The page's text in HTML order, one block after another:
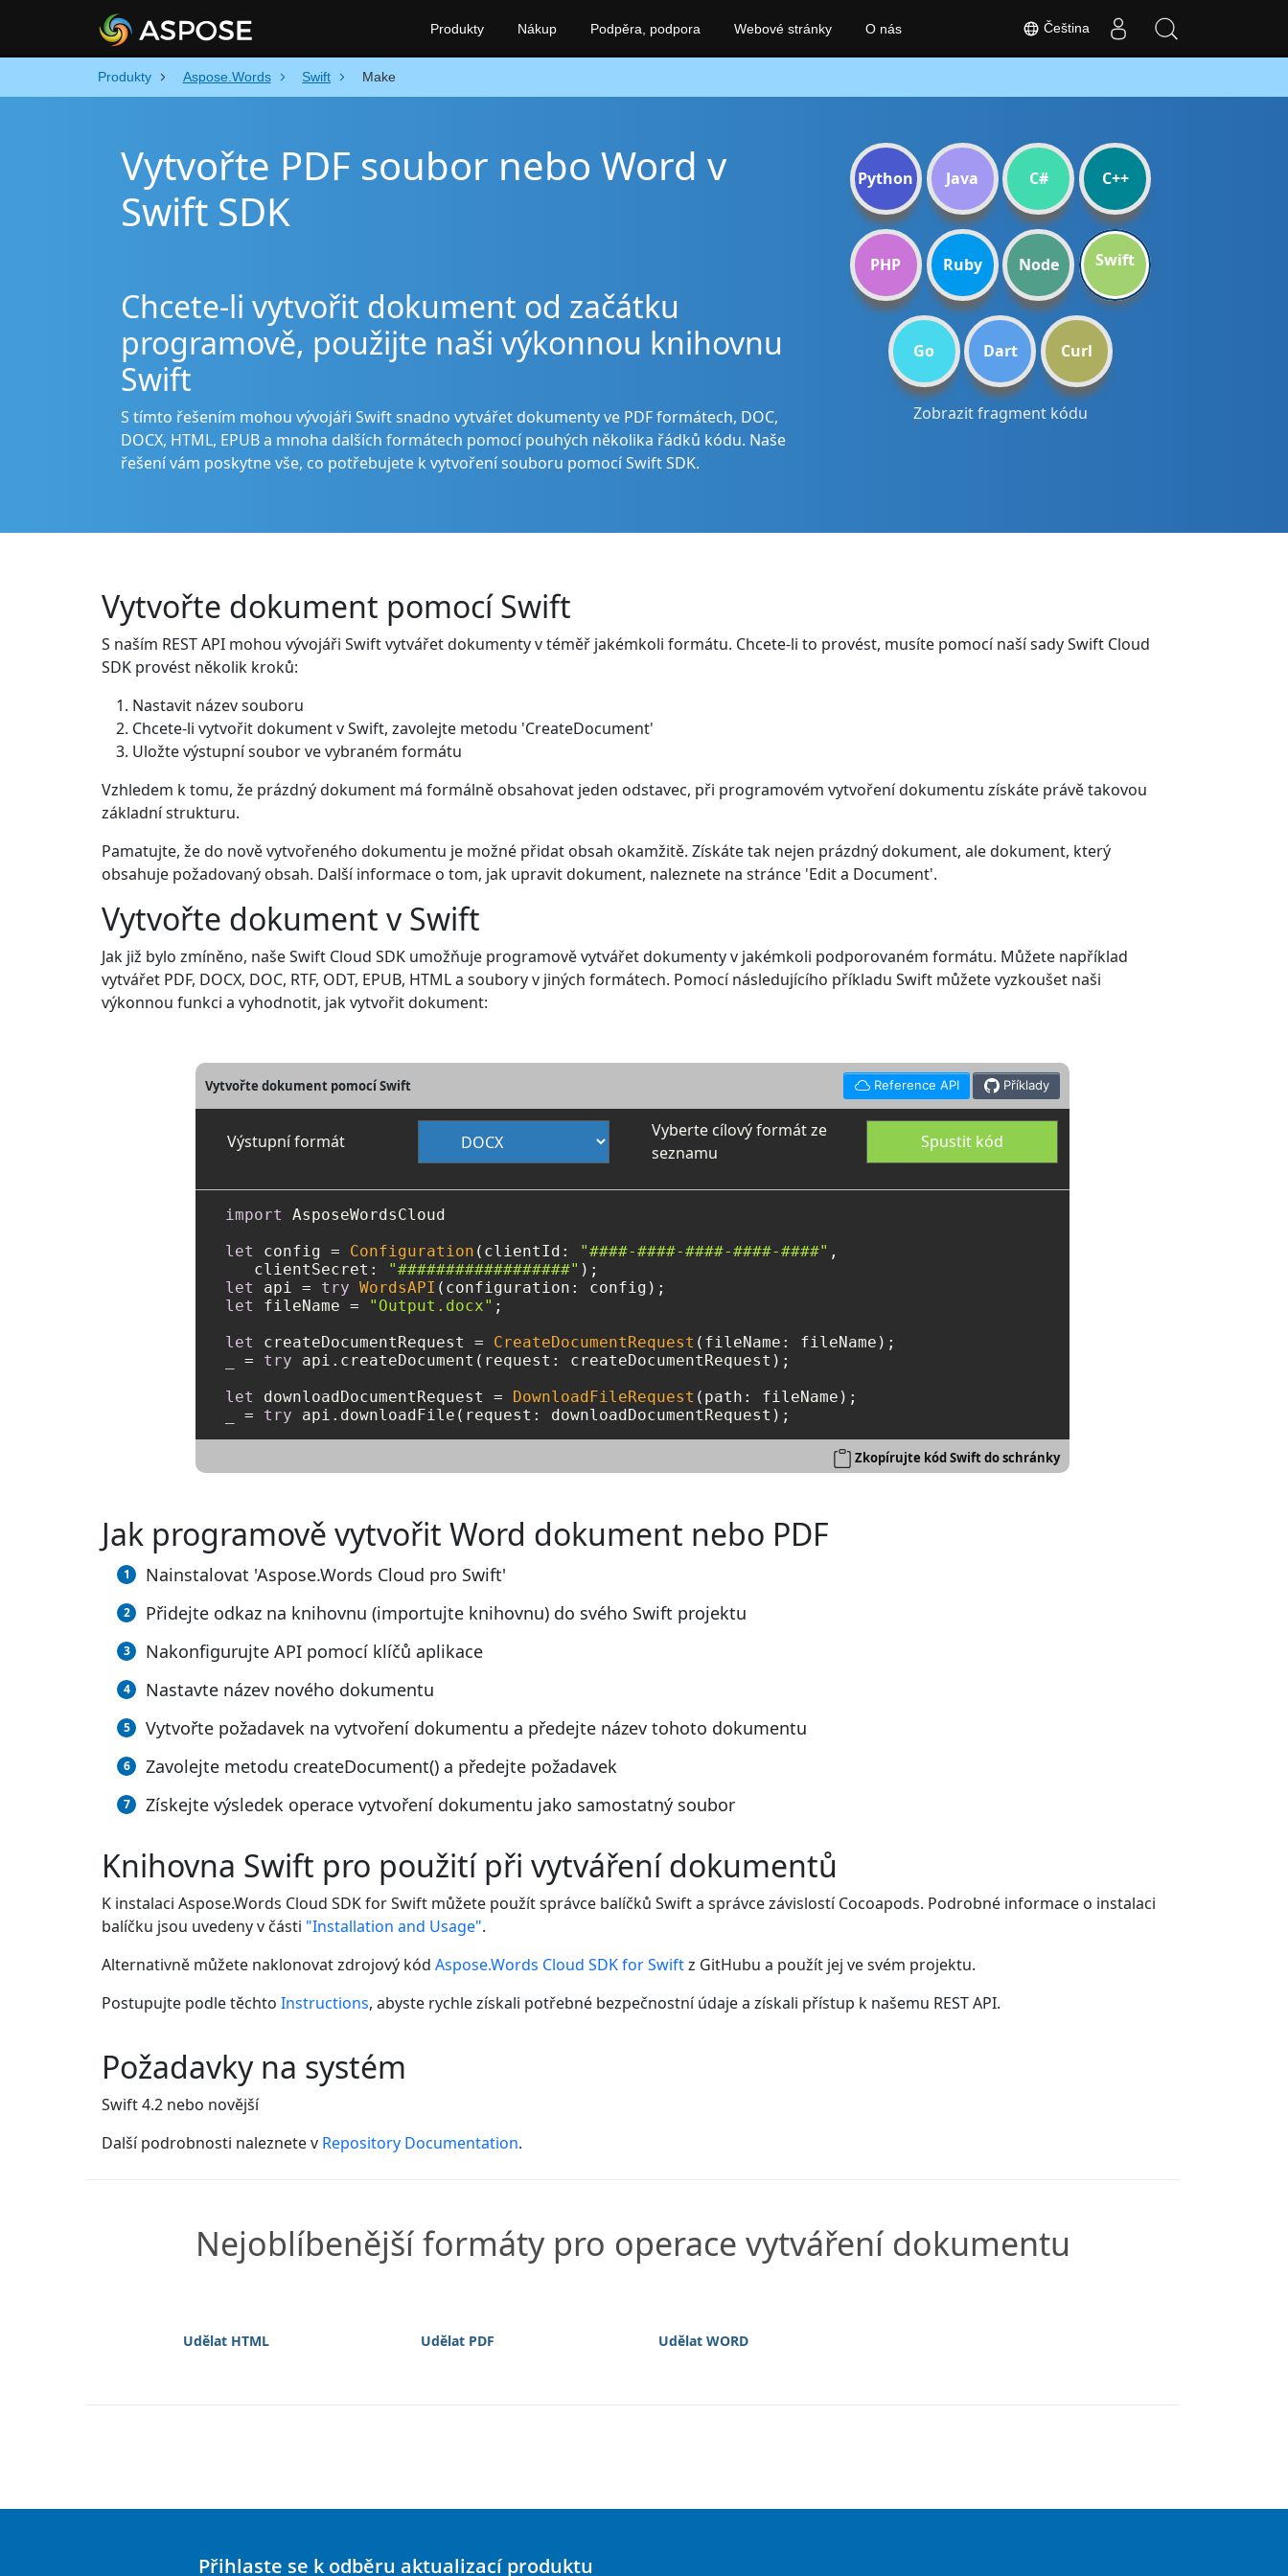
Produkty Aspose.Words Swift Make
Vytvořte PDF soubor nebo Word v
Swift SDK
Chcete-li vytvořit dokument od začátku
programově, použijte naši výkonnou knihovnu
Swift
S tímto řešením mohou vývojáři Swift snadno vytvářet dokumenty ve PDF formátech, DOC,
DOCX, HTML, EPUB a mnoha dalších formátech pomocí pouhých několika řádků kódu. Naše
řešení vám poskytne vše, co potřebujete k vytvoření souboru pomocí Swift SDK.
Python Java C# C++
PHP Ruby Node Swift
Go Dart Curl
Zobrazit fragment kódu
Vytvořte dokument pomocí Swift
S naším REST API mohou vývojáři Swift vytvářet dokumenty v téměř jakémkoli formátu. Chcete-li to provést, musíte pomocí naší sady Swift Cloud
SDK provést několik kroků:
Nastavit název souboru
Chcete-li vytvořit dokument v Swift, zavolejte metodu 'CreateDocument'
Uložte výstupní soubor ve vybraném formátu
Vzhledem k tomu, že prázdný dokument má formálně obsahovat jeden odstavec, při programovém vytvoření dokumentu získáte právě takovou
základní strukturu.
Pamatujte, že do nově vytvořeného dokumentu je možné přidat obsah okamžitě. Získáte tak nejen prázdný dokument, ale dokument, který
obsahuje požadovaný obsah. Další informace o tom, jak upravit dokument, naleznete na stránce 'Edit a Document'.
Vytvořte dokument v Swift
Jak již bylo zmíněno, naše Swift Cloud SDK umožňuje programově vytvářet dokumenty v jakémkoli podporovaném formátu. Můžete například
vytvářet PDF, DOCX, DOC, RTF, ODT, EPUB, HTML a soubory v jiných formátech. Pomocí následujícího příkladu Swift můžete vyzkoušet naši
výkonnou funkci a vyhodnotit, jak vytvořit dokument:
Vytvořte dokument pomocí Swift Reference API Příklady
Výstupní formát
Vyberte cílový formát ze
seznamu
Spustit kód
import
AsposeWordsCloud
let
config = Configuration (clientId: "####-####-####-####-####" ,
   clientSecret:
"##################"
let
api = try WordsAPI
let
fileName = "Output.docx" ;
let
createDocumentRequest = CreateDocumentRequest
= try api.createDocument(request: createDocumentRequest);
let
downloadDocumentRequest = DownloadFileRequest
= try api.downloadFile(request: downloadDocumentRequest);
Zkopírujte kód Swift do schránky
Jak programově vytvořit Word dokument nebo PDF
Nainstalovat 'Aspose.Words Cloud pro Swift'
Přidejte odkaz na knihovnu (importujte knihovnu) do svého Swift projektu
Nakonfigurujte API pomocí klíčů aplikace
Nastavte název nového dokumentu
Vytvořte požadavek na vytvoření dokumentu a předejte název tohoto dokumentu
Zavolejte metodu createDocument() a předejte požadavek
Získejte výsledek operace vytvoření dokumentu jako samostatný soubor
Knihovna Swift pro použití při vytváření dokumentů
K instalaci Aspose.Words Cloud SDK for Swift můžete použít správce balíčků Swift a správce závislostí Cocoapods. Podrobné informace o instalaci
balíčku jsou uvedeny v části "Installation and Usage".
Alternativně můžete naklonovat zdrojový kód Aspose.Words Cloud SDK for Swiftz GitHubu a použít jej ve svém projektu.
Postupujte podle těchto Instructions, abyste rychle získali potřebné bezpečnostní údaje a získali přístup k našemu REST API.
Požadavky na systém
Swift 4.2 nebo novější
Další podrobnosti naleznete v Repository Documentation.
Nejoblíbenější formáty pro operace vytváření dokumentu
Udělat HTML Udělat PDF Udělat WORD
Čeština
Produkty Nákup Podpěra, podpora Webové stránky O nás
Přihlaste se k odběru aktualizací produktu